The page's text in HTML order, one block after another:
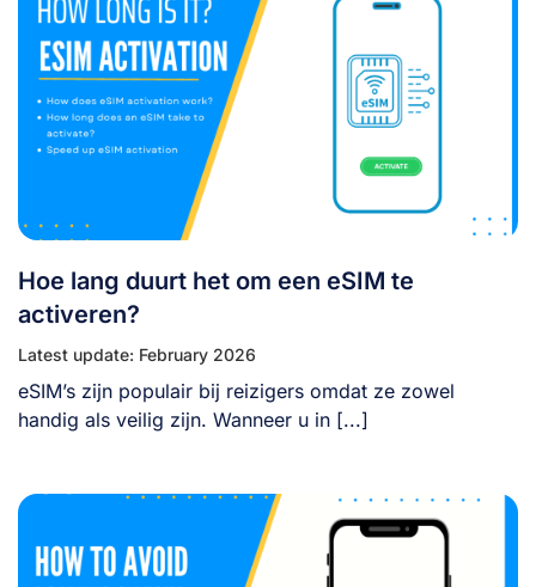
Hoe lang duurt het om een eSIM te
activeren?
Latest update: February 2026
eSIM’s zijn populair bij reizigers omdat ze zowel
handig als veilig zijn. Wanneer u in [...]